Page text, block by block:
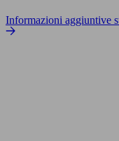
Informazioni aggiuntive